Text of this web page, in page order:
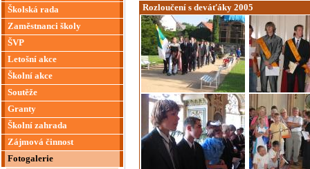
Školská rada
Zaměstnanci školy
ŠVP
Letošní akce
Školní akce
Soutěže
Granty
Školní zahrada
Zájmová činnost
Fotogalerie
Rozloučení s deváťáky 2005